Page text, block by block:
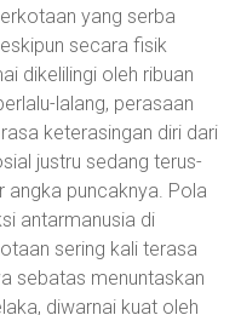
yang serba
secara fisik
dikelilingi oleh ribuan
lalang, perasaan
keterasingan diri dari
justru sedang terus-
puncaknya. Pola
antarmanusia di
sering kali terasa
sebatas menuntaskan
diwarnai kuat oleh